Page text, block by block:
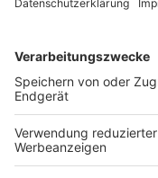
und den Franken
DEINE
Du hast dir noch
Markiere sie